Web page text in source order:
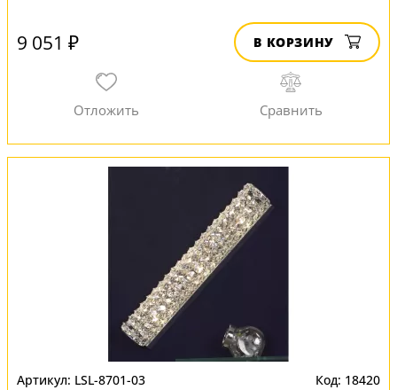
9 051 ₽ В КОРЗИНУ
LSL-8701-03 18420